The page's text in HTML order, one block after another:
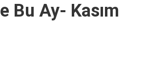
Bu Ay- Kasım